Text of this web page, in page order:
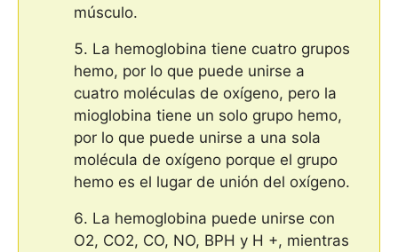
músculo.
La hemoglobina tiene cuatro grupos
hemo, por lo que puede unirse a
cuatro moléculas de oxígeno, pero la
mioglobina tiene un solo grupo hemo,
por lo que puede unirse a una sola
molécula de oxígeno porque el grupo
hemo es el lugar de unión del oxígeno.
La hemoglobina puede unirse con
O2, CO2, CO, NO, BPH y H +, mientras